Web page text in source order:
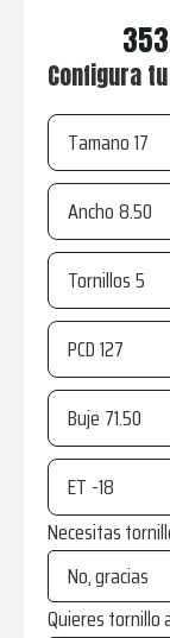
Configura
Tamano
Ancho
Tornillos
PCD
Buje
ET
Necesitas
Quieres tornillo